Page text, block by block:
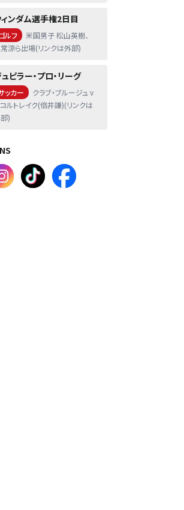
ィンダム選手権2日目
ゴルフ
米国男子 松山英樹、
涼ら出場(リンクは外部)
ピラー・プロ・リーグ
ッカー
クラブ・ブルージュ v
ルトレイク(倍井謙)(リンクは
)